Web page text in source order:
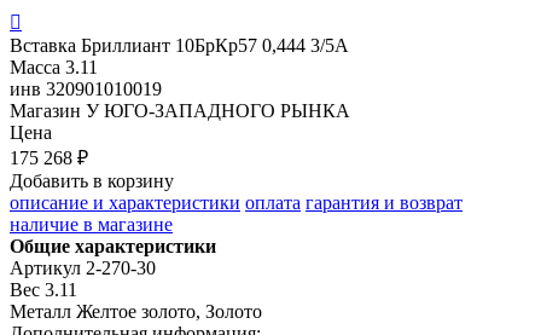

Вставка Бриллиант 10БрКр57 0,444 3/5А
Масса 3.11
инв 320901010019
Магазин У ЮГО-ЗАПАДНОГО РЫНКА
Цена
175 268 ₽
Добавить в корзину
описание и характеристики оплата гарантия и возврат
наличие в магазине
Общие характеристики
Артикул 2-270-30
Вес 3.11
Металл Желтое золото, Золото